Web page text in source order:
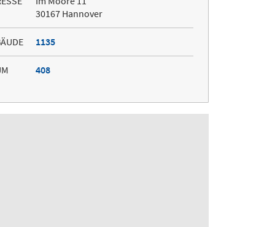
30167 Hannover
1135
408